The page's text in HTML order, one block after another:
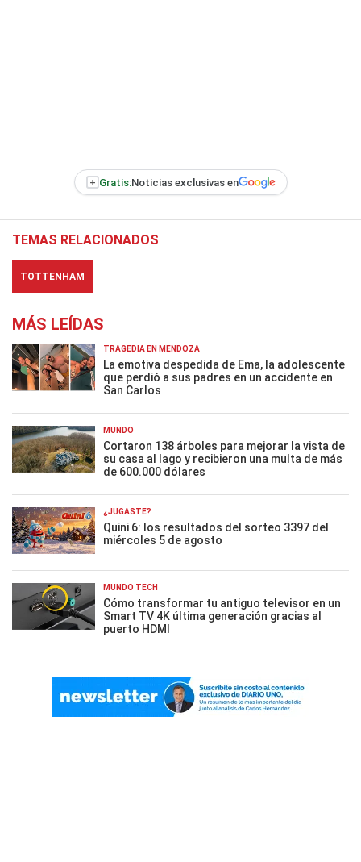
+ Gratis:Noticias exclusivas en
TEMAS RELACIONADOS
TOTTENHAM
MÁS LEÍDAS
TRAGEDIA EN MENDOZA
La emotiva despedida de Ema, la adolescente
que perdió a sus padres en un accidente en
San Carlos
MUNDO
Cortaron 138 árboles para mejorar la vista de
su casa al lago y recibieron una multa de más
de 600.000 dólares
¿JUGASTE?
Quini 6: los resultados del sorteo 3397 del
miércoles 5 de agosto
MUNDO TECH
Cómo transformar tu antiguo televisor en un
Smart TV 4K última generación gracias al
puerto HDMI